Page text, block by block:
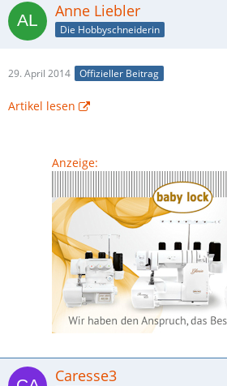
Anne Liebler
Die Hobbyschneiderin
29. April 2014 Offizieller Beitrag
Artikel lesen
Anzeige:
Caresse3